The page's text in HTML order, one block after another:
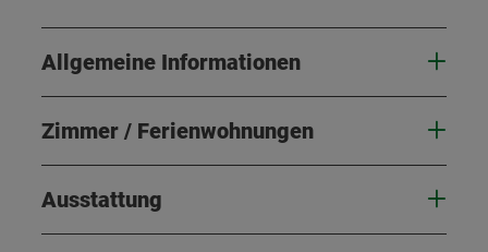
Allgemeine Informationen
Zimmer / Ferienwohnungen
Ausstattung